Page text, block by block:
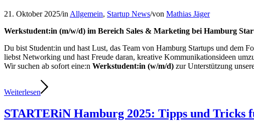
21. Oktober 2025/in Allgemein, Startup News/von Mathias Jäger
Werkstudent:in (m/w/d) im Bereich Sales & Marketing bei Hamburg
Du bist Student:in und hast Lust, das Team von Hamburg Startups und dem
liebst Networking und hast Freude daran, kreative Kommunikationsideen
Wir suchen ab sofort eine:n Werkstudent:in (w/m/d) zur Unterstützung
Weiterlesen
STARTERiN Hamburg 2025: Tipps und Tricks